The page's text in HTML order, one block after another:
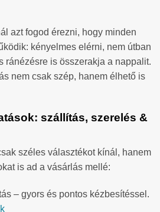
azt fogod érezni, hogy minden
kényelmes elérni, nem útban
ránézésre is összerakja a nappalit.
nem csak szép, hanem élhető is
szállítás, szerelés &
széles választékot kínál, hanem
is ad a vásárlás mellé:
– gyors és pontos kézbesítéssel.